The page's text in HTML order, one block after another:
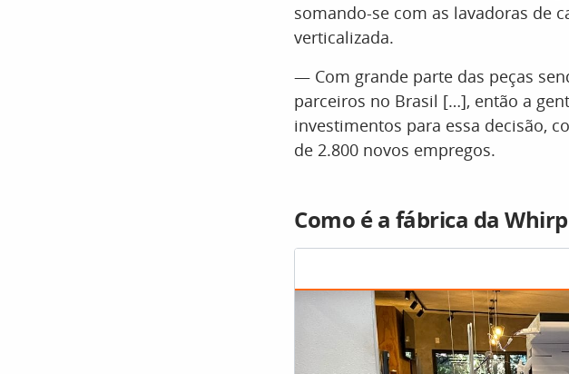
somando-se com as lavadoras de
verticalizada.
— Com grande parte das peças
parceiros no Brasil […], então a
investimentos para essa decisão,
de 2.800 novos empregos.
Como é a fábrica da